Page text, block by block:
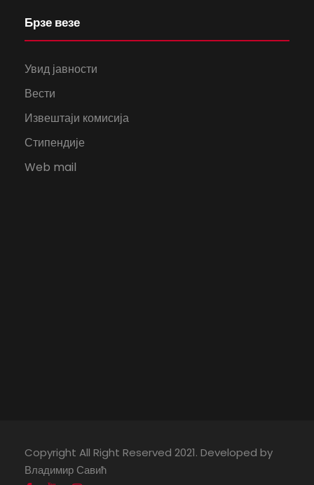
Брзе везе
Увид јавности
Вести
Извештаји комисија
Стипендије
Web mail
Copyright All Right Reserved 2021. Developed by
Владимир Савић